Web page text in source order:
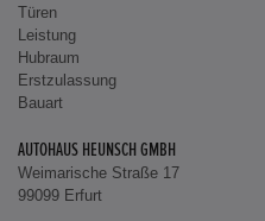
Türen
Leistung
Hubraum
Erstzulassung
Bauart
AUTOHAUS HEUNSCH GMBH
Weimarische Straße 17
99099 Erfurt